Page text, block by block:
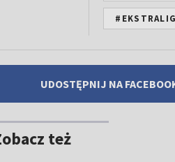
UDOSTĘPNIJ NA
też